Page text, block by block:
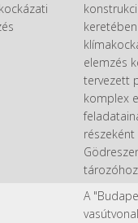
keretében
elemzés
tervezett
komplex
részeként
tározóhoz
A
vasútvonal